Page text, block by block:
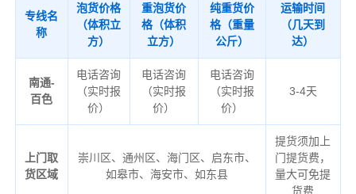
专线名
称
泡货价格
（体积立
方）
重泡货价
格（体积
立方）
纯重货价
格（重量
公斤）
运输时间
（几天到
达）
南通-
百色
电话咨询
（实时报
价）
电话咨询
（实时报
价）
电话咨询
（实时报
价）
3-4天
上门取
货区域
崇川区、通州区、海门区、启东市、
如皋市、海安市、如东县
提货须加上
门提货费，
量大可免提
货费